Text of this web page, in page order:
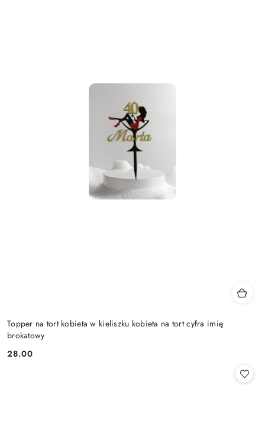
Topper na tort kobieta w kieliszku kobieta na tort cyfra imię
brokatowy
Cena:
28.00